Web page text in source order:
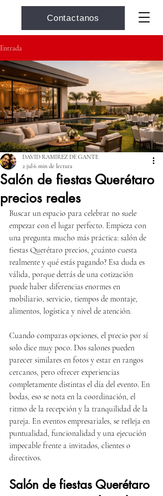
Contactanos
Entrada
Salón de fiestas Querétaro
precios reales
DAVID RAMIREZ DE GANTE
2 jul6 min de lectura
Buscar un espacio para celebrar no suele
empezar con el lugar perfecto. Empieza con
una pregunta mucho más práctica: salón de
fiestas Querétaro precios, ¿cuánto cuesta
realmente y qué estás pagando? Esa duda es
válida, porque detrás de una cotización
puede haber diferencias enormes en
mobiliario, servicio, tiempos de montaje,
alimentos, logística y nivel de atención.
Cuando comparas opciones, el precio por sí
solo dice muy poco. Dos salones pueden
parecer similares en fotos y estar en rangos
cercanos, pero ofrecer experiencias
completamente distintas el día del evento. En
bodas, eso se nota en la coordinación, el
ritmo de la recepción y la tranquilidad de la
pareja. En eventos empresariales, se refleja en
puntualidad, funcionalidad y una ejecución
impecable frente a invitados, clientes o
directivos.
Salón de fiestas Querétaro